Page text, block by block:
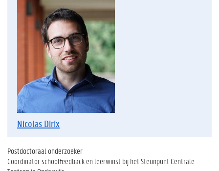
Nicolas Dirix
Postdoctoraal onderzoeker
Coördinator schoolfeedback en leerwinst bij het Steunpunt Centrale